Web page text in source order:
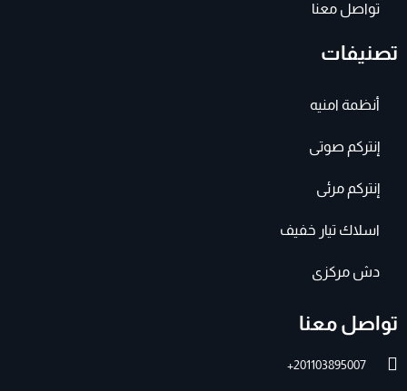
تواصل معنا
تصنيفات
أنظمة امنيه
إنتركم صوتى
إنتركم مرئى
اسلاك تيار خفيف
دش مركزى
تواصل معنا
201103895007+